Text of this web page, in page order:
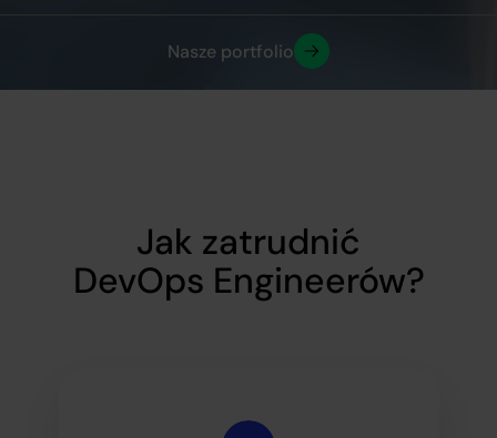
Nasze portfolio
Jak zatrudnić
DevOps Engineerów?